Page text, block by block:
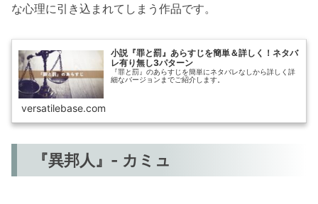
な心理に引き込まれてしまう作品です。
小説『罪と罰』あらすじを簡単＆詳しく！ネタバ
レ有り無し3パターン
『罪と罰』のあらすじを簡単にネタバレなしから詳しく詳
細なバージョンまでご紹介します。
versatilebase.com
『異邦人』- カミュ